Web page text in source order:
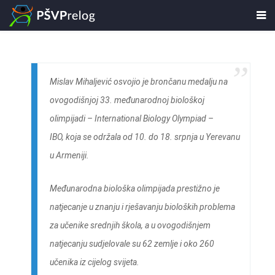
Mislav Mihaljević osvojio je brončanu medalju na
ovogodišnjoj 33. međunarodnoj biološkoj
olimpijadi – International Biology Olympiad –
IBO, koja se održala od 10. do 18. srpnja u Yerevanu
u Armeniji.
Međunarodna biološka olimpijada prestižno je
natjecanje u znanju i rješavanju bioloških problema
za učenike srednjih škola, a u ovogodišnjem
natjecanju sudjelovale su 62 zemlje i oko 260
učenika iz cijelog svijeta.